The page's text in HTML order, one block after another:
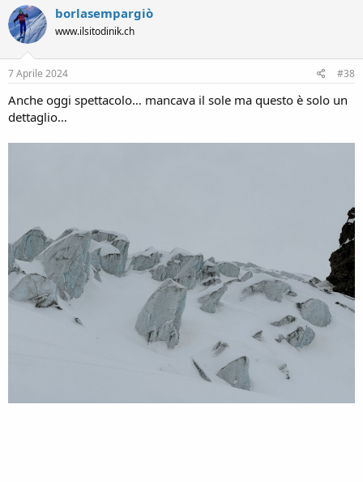
t
i
o
n
:
borlasempargiò
www.ilsitodinik.ch
7 Aprile 2024 #38
Anche oggi spettacolo… mancava il sole ma questo è solo un
dettaglio…